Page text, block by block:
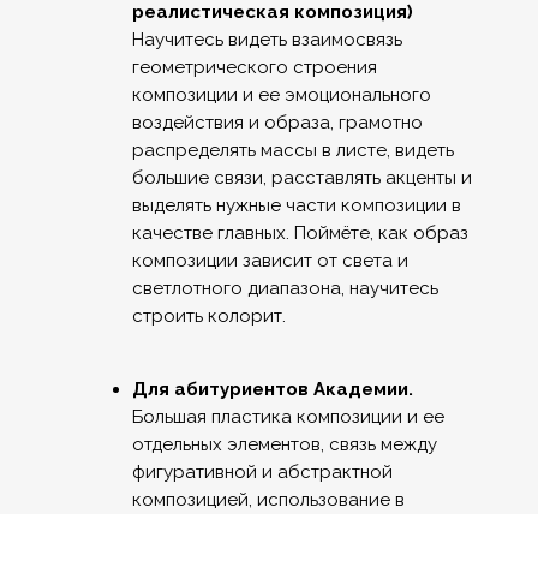
реалистическая композиция)
Научитесь видеть взаимосвязь
геометрического строения
композиции и ее эмоционального
воздействия и образа, грамотно
распределять массы в листе, видеть
большие связи, расставлять акценты и
выделять нужные части композиции в
качестве главных. Поймёте, как образ
композиции зависит от света и
светлотного диапазона, научитесь
строить колорит.
Для абитуриентов Академии.
Большая пластика композиции и ее
отдельных элементов, связь между
фигуративной и абстрактной
композицией, использование в